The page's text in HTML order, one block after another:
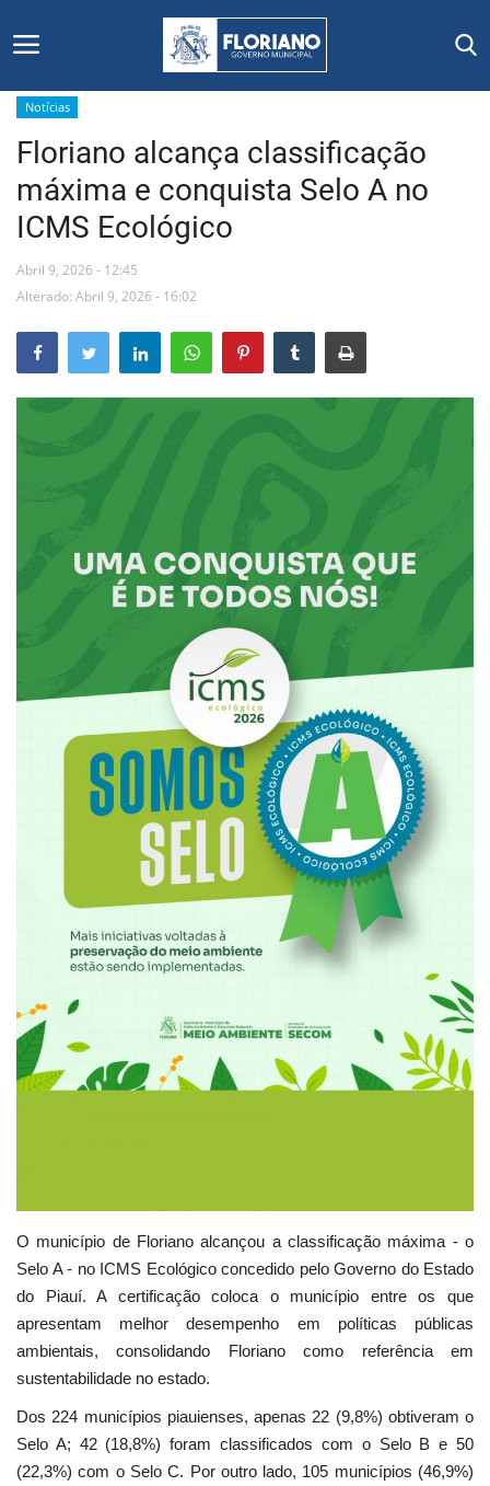
Início
Editais
Floriano
Mural de Licitações
Vídeos
Webmail
Contato
Notícias
Floriano alcança classificação
máxima e conquista Selo A no
ICMS Ecológico
Abril 9, 2026 - 12:45
Alterado: Abril 9, 2026 - 16:02
O município de Floriano alcançou a classificação máxima - o
Selo A - no ICMS Ecológico concedido pelo Governo do Estado
do Piauí. A certificação coloca o município entre os que
apresentam melhor desempenho em políticas públicas
ambientais, consolidando Floriano como referência em
sustentabilidade no estado.
Dos 224 municípios piauienses, apenas 22 (9,8%) obtiveram o
Selo A; 42 (18,8%) foram classificados com o Selo B e 50
(22,3%) com o Selo C. Por outro lado, 105 municípios (46,9%)